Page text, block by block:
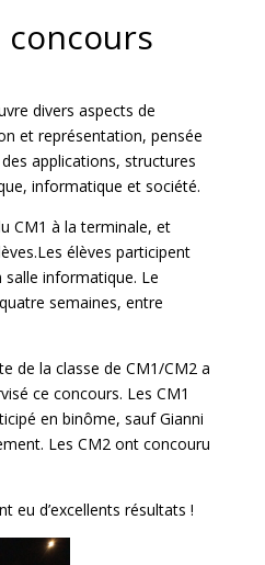
divers aspects de
et représentation, pensée
applications, structures
informatique et société.
CM1 à la terminale, et
élèves participent
informatique. Le
semaines, entre
de la classe de CM1/CM2 a
ce concours. Les CM1
en binôme, sauf Gianni
Les CM2 ont concouru
eu d’excellents résultats !